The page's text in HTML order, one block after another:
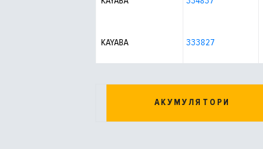
KAYABA 333827
АКУМУЛЯТОРИ